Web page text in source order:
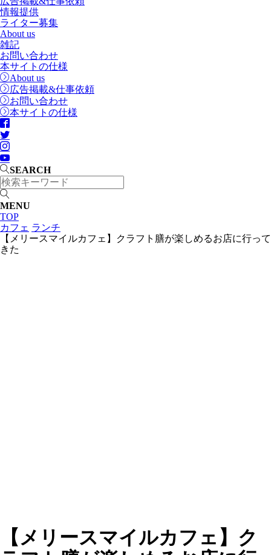
情報提供
ライター募集
About us
雑記
お問い合わせ
本サイトの仕様
About us
広告掲載&仕事依頼
お問い合わせ
本サイトの仕様
SEARCH
MENU
TOP
カフェ ランチ
【メリースマイルカフェ】クラフト膳が楽しめるお店に行って
きた
【メリースマイルカフェ】ク